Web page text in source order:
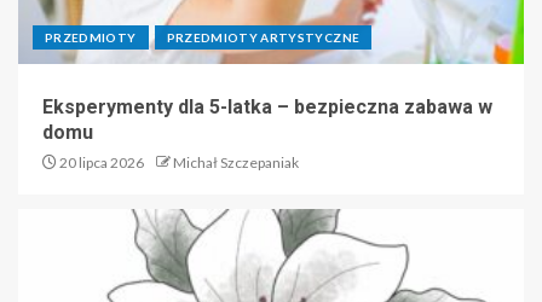
PRZEDMIOTY PRZEDMIOTY ARTYSTYCZNE
Eksperymenty dla 5-latka – bezpieczna zabawa w
domu
20 lipca 2026 Michał Szczepaniak